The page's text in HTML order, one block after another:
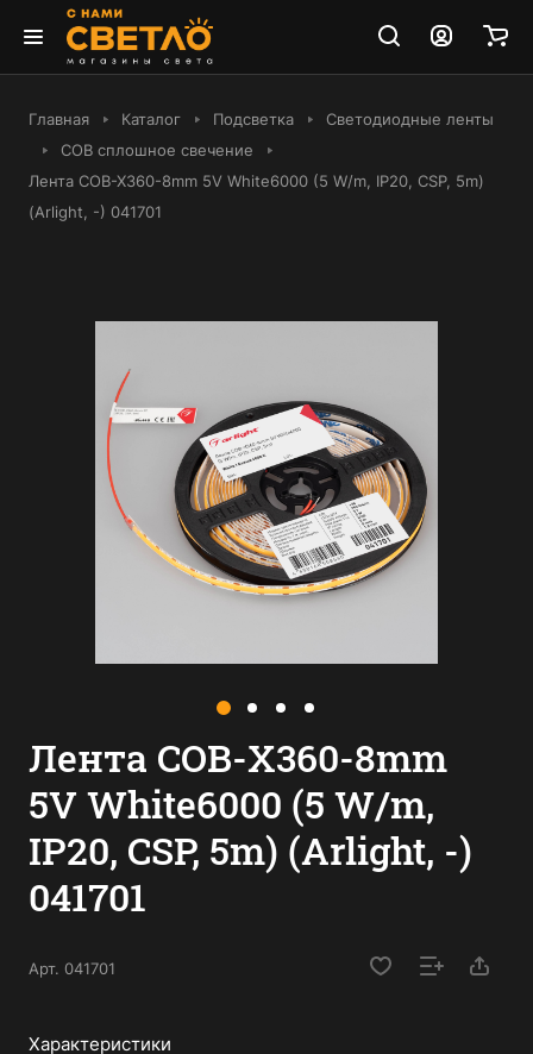
Главная Каталог Подсветка
Светодиодные ленты
COB сплошное свечение
Лента COB-X360-8mm 5V White6000 (5 W/m, IP20, CSP, 5m)
(Arlight, -) 041701
Лента COB-X360-8mm
5V White6000 (5 W/m,
IP20, CSP, 5m) (Arlight, -)
041701
Арт. 041701
Характеристики